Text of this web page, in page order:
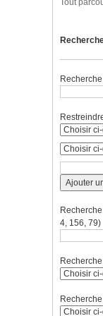
Tout
Ajouter
4, 156, 79)